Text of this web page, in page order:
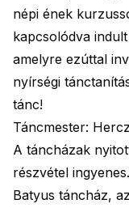
népi ének
kapcsolódva
amelyre ezúttal
nyírségi
tánc!
Táncmester:
A táncházak
részvétel ingyenes.
Batyus táncház,